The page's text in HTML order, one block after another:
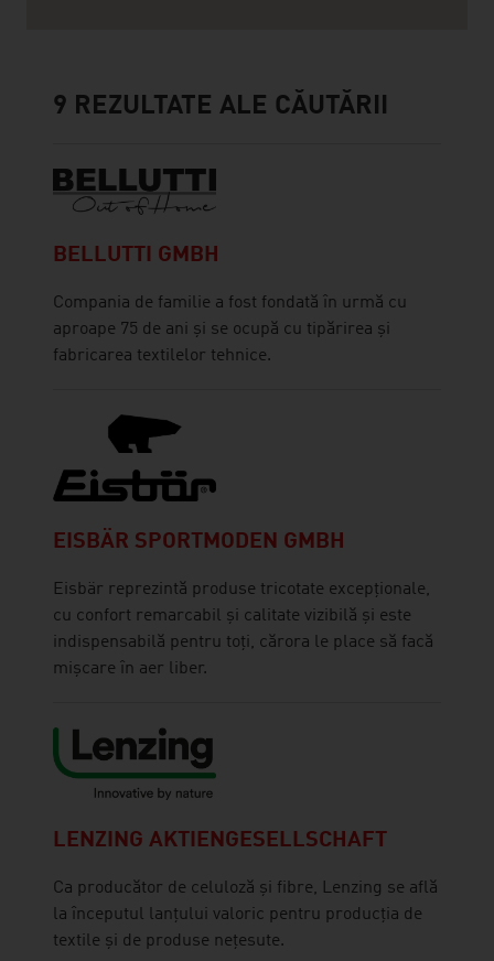
9 REZULTATE ALE CĂUTĂRII
BELLUTTI GMBH
Compania de familie a fost fondată în urmă cu
aproape 75 de ani și se ocupă cu tipărirea și
fabricarea textilelor tehnice.
EISBÄR SPORTMODEN GMBH
Eisbär reprezintă produse tricotate excepționale,
cu confort remarcabil și calitate vizibilă și este
indispensabilă pentru toți, cărora le place să facă
mișcare în aer liber.
LENZING AKTIENGESELLSCHAFT
Ca producător de celuloză și fibre, Lenzing se află
la începutul lanțului valoric pentru producția de
textile și de produse nețesute.